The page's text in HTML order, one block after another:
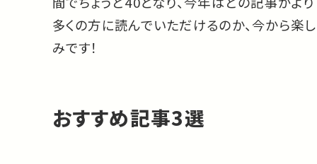
多くの方に読んでいただけるのか、今から楽し
みです！
おすすめ記事3選